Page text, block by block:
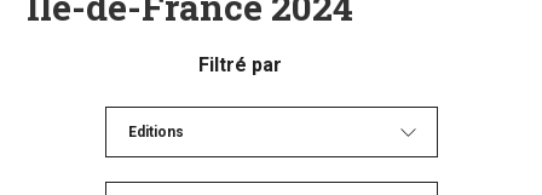
Filtré par
Editions